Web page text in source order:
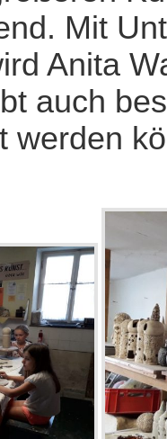
Mit
Anita
auch
werden